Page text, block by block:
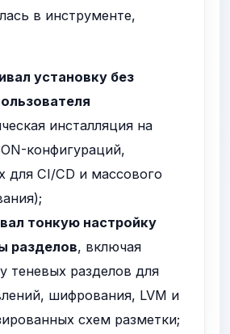
в инструменте,
установку без
инсталляция на
конфигураций,
для CI/CD и массового
тонкую настройку
разделов, включая
теневых разделов для
шифрования, LVM и
схем разметки;